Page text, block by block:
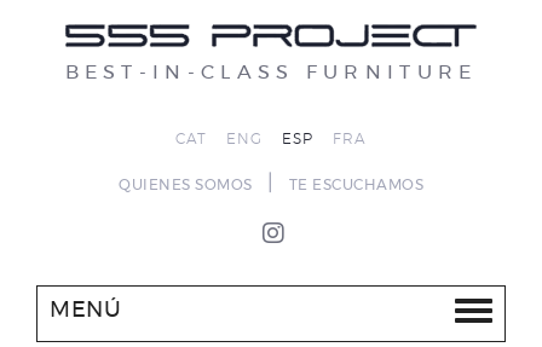
BEST-IN-CLASS FURNITURE
CAT ENG ESP FRA
QUIENES SOMOS TE ESCUCHAMOS
MENÚ